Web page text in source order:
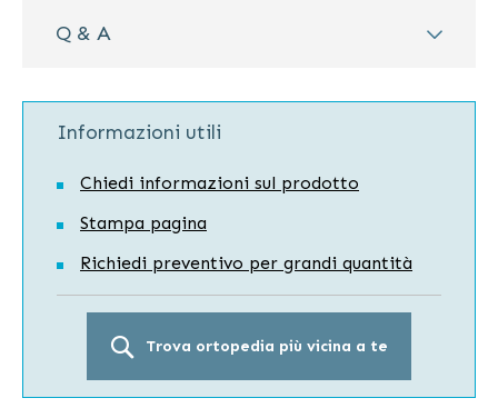
Q & A
Informazioni utili
Chiedi informazioni sul prodotto
Stampa pagina
Richiedi preventivo per grandi quantità
Trova ortopedia più vicina a te